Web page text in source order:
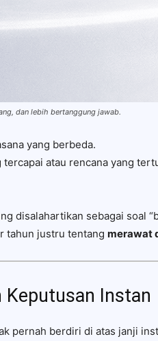
dan lebih bertanggung jawab.
yang berbeda.
tercapai atau rencana yang
disalahartikan sebagai soal
tahun justru tentang merawat
Keputusan Instan
pernah berdiri di atas janji